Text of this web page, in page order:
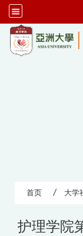
首页 大学
护理学院